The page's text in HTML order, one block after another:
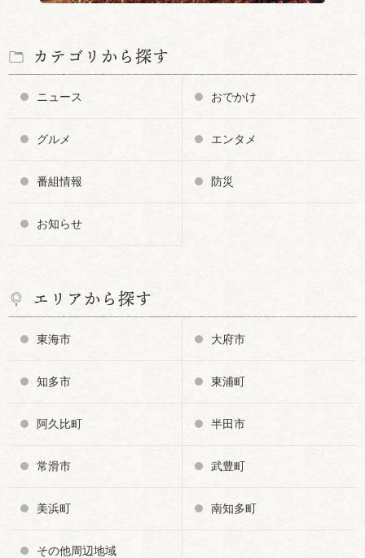
カテゴリから探す
ニュース おでかけ
グルメ エンタメ
番組情報 防災
お知らせ
エリアから探す
東海市 大府市
知多市 東浦町
阿久比町 半田市
常滑市 武豊町
美浜町 南知多町
その他周辺地域